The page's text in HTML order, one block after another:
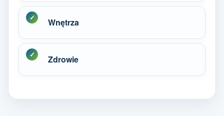
Wnętrza
Zdrowie